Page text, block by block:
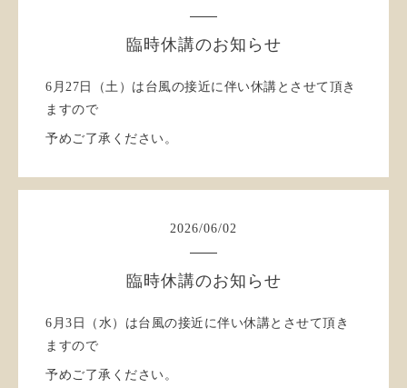
臨時休講のお知らせ
6月27日（土）は台風の接近に伴い休講とさせて頂き
ますので
予めご了承ください。
2026/06/02
臨時休講のお知らせ
6月3日（水）は台風の接近に伴い休講とさせて頂き
ますので
予めご了承ください。